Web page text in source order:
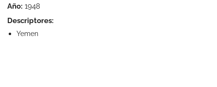
Año: 1948
Descriptores:
Yemen